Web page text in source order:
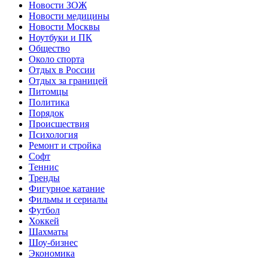
Новости ЗОЖ
Новости медицины
Новости Москвы
Ноутбуки и ПК
Общество
Около спорта
Отдых в России
Отдых за границей
Питомцы
Политика
Порядок
Происшествия
Психология
Ремонт и стройка
Софт
Теннис
Тренды
Фигурное катание
Фильмы и сериалы
Футбол
Хоккей
Шахматы
Шоу-бизнес
Экономика